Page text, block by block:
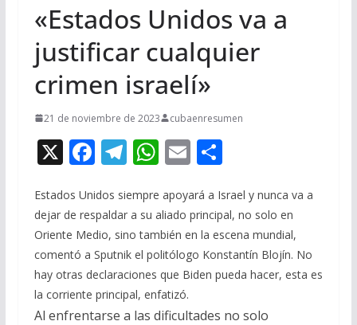
«Estados Unidos va a
justificar cualquier
crimen israelí»
21 de noviembre de 2023 cubaenresumen
X F
e
b
o
o
k
T
e
gr
a
m
W
at
s
A
p
p
E
ai
l
C
m
p
ar
ti
r
Estados Unidos siempre apoyará a Israel y nunca va a
dejar de respaldar a su aliado principal, no solo en
Oriente Medio, sino también en la escena mundial,
comentó a Sputnik el politólogo Konstantín Blojín. No
hay otras declaraciones que Biden pueda hacer, esta es
la corriente principal, enfatizó.
Al enfrentarse a las dificultades no solo